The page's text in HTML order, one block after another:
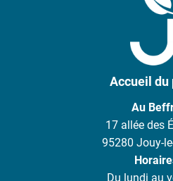
Accueil du
Au
17 allée des
95280 Jouy-
Du lundi au